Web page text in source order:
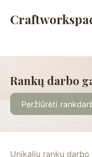
Rankų darbo
Peržiūrėti
Unikalių rankų